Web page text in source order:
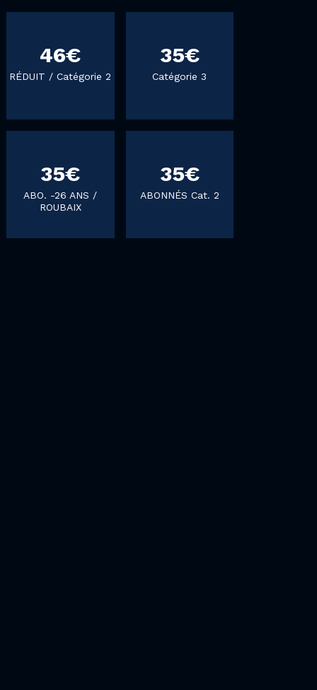
46€
RÉDUIT / Catégorie 2
35€
Catégorie 3
35€
ABO. -26 ANS /
ROUBAIX
35€
ABONNÉS Cat. 2